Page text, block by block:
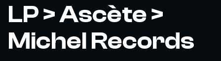
LP > Ascète >
Michel Records